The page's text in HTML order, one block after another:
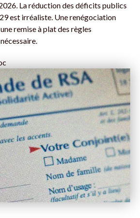
La réduction des déficits publics
est irréaliste. Une renégociation
remise à plat des règles